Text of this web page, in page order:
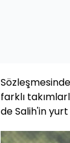
farklı
de Salih'in